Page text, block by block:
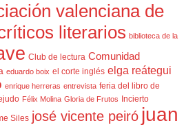
valenciana de
literarios biblioteca de la
Club de lectura Comunidad
eduardo boix el corte inglés elga reátegui
enrique herreras entrevista feria del libro de
Félix Molina Gloria de Frutos
Incierto
Siles josé vicente peiró juan